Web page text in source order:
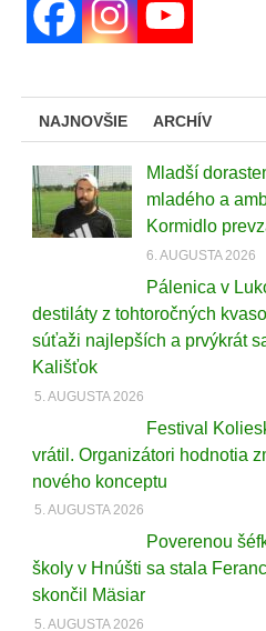
NAJNOVŠIE ARCHÍV
Mladší
mladého a
Kormidlo
6. AUGUSTA 2026
Pálenica v
destiláty z tohtoročných
súťaži najlepších a prvýkrát
Kališťok
5. AUGUSTA 2026
Festival
vrátil. Organizátori hodnotia
nového konceptu
5. AUGUSTA 2026
Poverenou
školy v Hnúšti sa stala
skončil Mäsiar
5. AUGUSTA 2026